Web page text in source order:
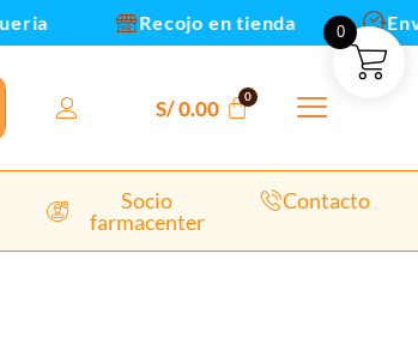
Recojo en tienda
S/0.00
Socio
farmacenter
Contacto
0
Caja